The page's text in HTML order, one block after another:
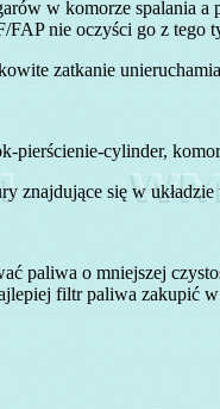
w komorze spalania
nie oczyści go z tego
zatkanie
pierścienie-cylinder,
znajdujące się w
paliwa o mniejszej
filtr paliwa zakupić